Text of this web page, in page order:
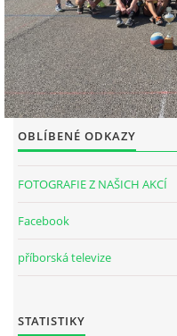
OBLÍBENÉ ODKAZY
FOTOGRAFIE Z NAŠICH AKCÍ
Facebook
příborská televize
STATISTIKY